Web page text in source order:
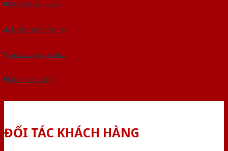
Gửi yêu cầu tư vấn
Tải báo giá tổng hợp
Yêu cầu gọi lại (3 phút)
Dành cho đại lý
ĐỐI TÁC KHÁCH HÀNG